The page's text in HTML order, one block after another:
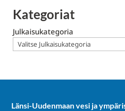
Kategoriat
Julkaisukategoria
Länsi-Uudenmaan vesi ja